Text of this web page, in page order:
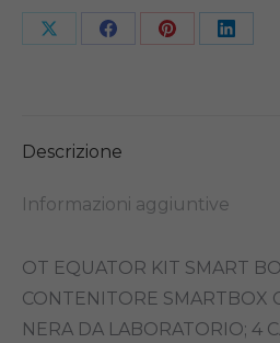
Share
Share Share Share
Descrizione
Informazioni aggiuntive
OT EQUATOR KIT SMART
CONTENITORE SMARTBOX
NERA DA LABORATORIO; 4